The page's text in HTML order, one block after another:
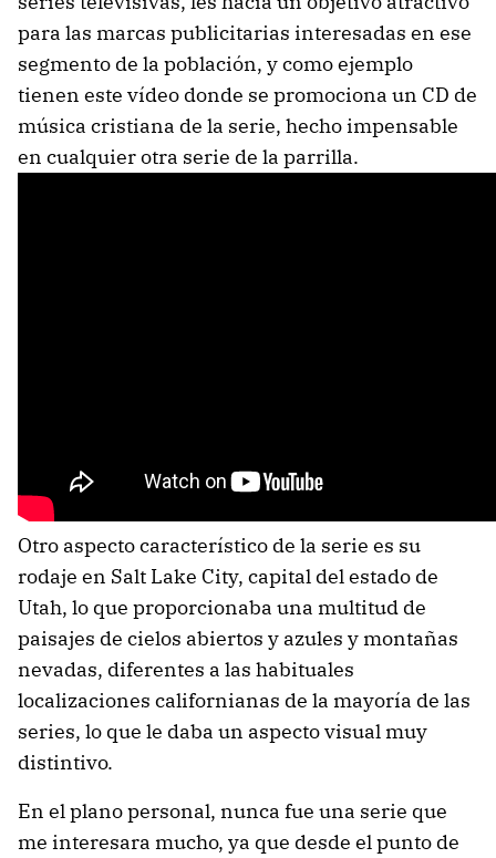
para las marcas publicitarias interesadas en ese
segmento de la población, y como ejemplo
tienen este vídeo donde se promociona un CD de
música cristiana de la serie, hecho impensable
en cualquier otra serie de la parrilla.
Otro aspecto característico de la serie es su
rodaje en Salt Lake City, capital del estado de
Utah, lo que proporcionaba una multitud de
paisajes de cielos abiertos y azules y montañas
nevadas, diferentes a las habituales
localizaciones californianas de la mayoría de las
series, lo que le daba un aspecto visual muy
distintivo.
En el plano personal, nunca fue una serie que
me interesara mucho, ya que desde el punto de